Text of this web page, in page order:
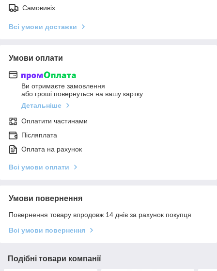
Самовивіз
Всі умови доставки
Умови оплати
Ви отримаєте замовлення
або гроші повернуться на вашу картку
Детальніше
Оплатити частинами
Післяплата
Оплата на рахунок
Всі умови оплати
Умови повернення
Повернення товару впродовж 14 днів за рахунок покупця
Всі умови повернення
Подібні товари компанії